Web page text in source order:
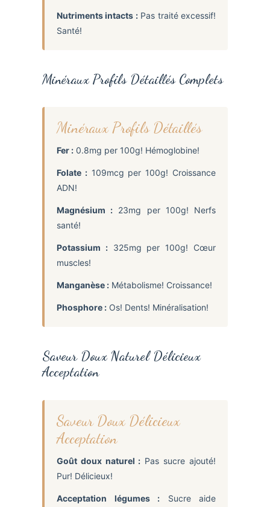
Nutriments intacts :Pas traité excessif!
Santé!
Minéraux Profils Détaillés Complets
Minéraux Profils Détaillés
Fer : 0.8mg per 100g! Hémoglobine!
Folate :109mcg per 100g! Croissance
ADN!
Magnésium : 23mg per 100g! Nerfs
santé!
Potassium :325mg per 100g! Cœur
muscles!
Manganèse : Métabolisme! Croissance!
Phosphore : Os! Dents! Minéralisation!
Saveur Doux Naturel Délicieux
Acceptation
Saveur Doux Délicieux
Acceptation
Goût doux naturel : Pas sucre ajouté!
Pur! Délicieux!
Acceptation légumes : Sucre aide